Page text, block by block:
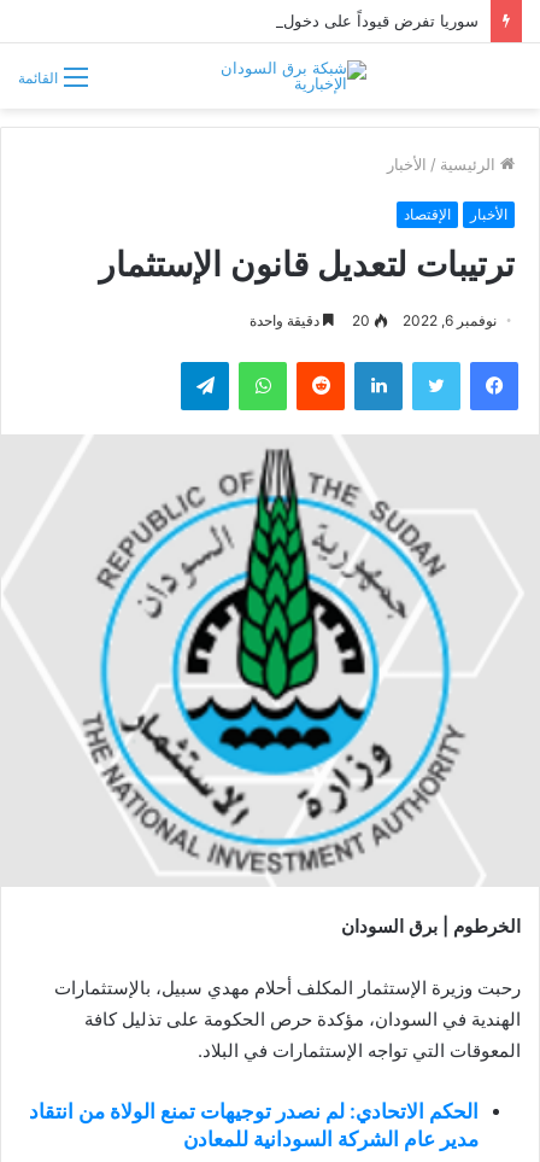
القائمة
الرئيسية / الأخبار
الأخبار الإقتصاد
ترتيبات لتعديل قانون الإستثمار
نوفمبر 6, 2022 20 دقيقة واحدة
فيسبوك تويتر لينكدإن واتساب تيلقرام
الخرطوم | برق السودان
رحبت وزيرة الإستثمار المكلف أحلام مهدي سبيل، بالإستثمارات
الهندية في السودان، مؤكدة حرص الحكومة على تذليل كافة
المعوقات التي تواجه الإستثمارات في البلاد.
الحكم الاتحادي: لم نصدر توجيهات تمنع الولاة من انتقاد
مدير عام الشركة السودانية للمعادن